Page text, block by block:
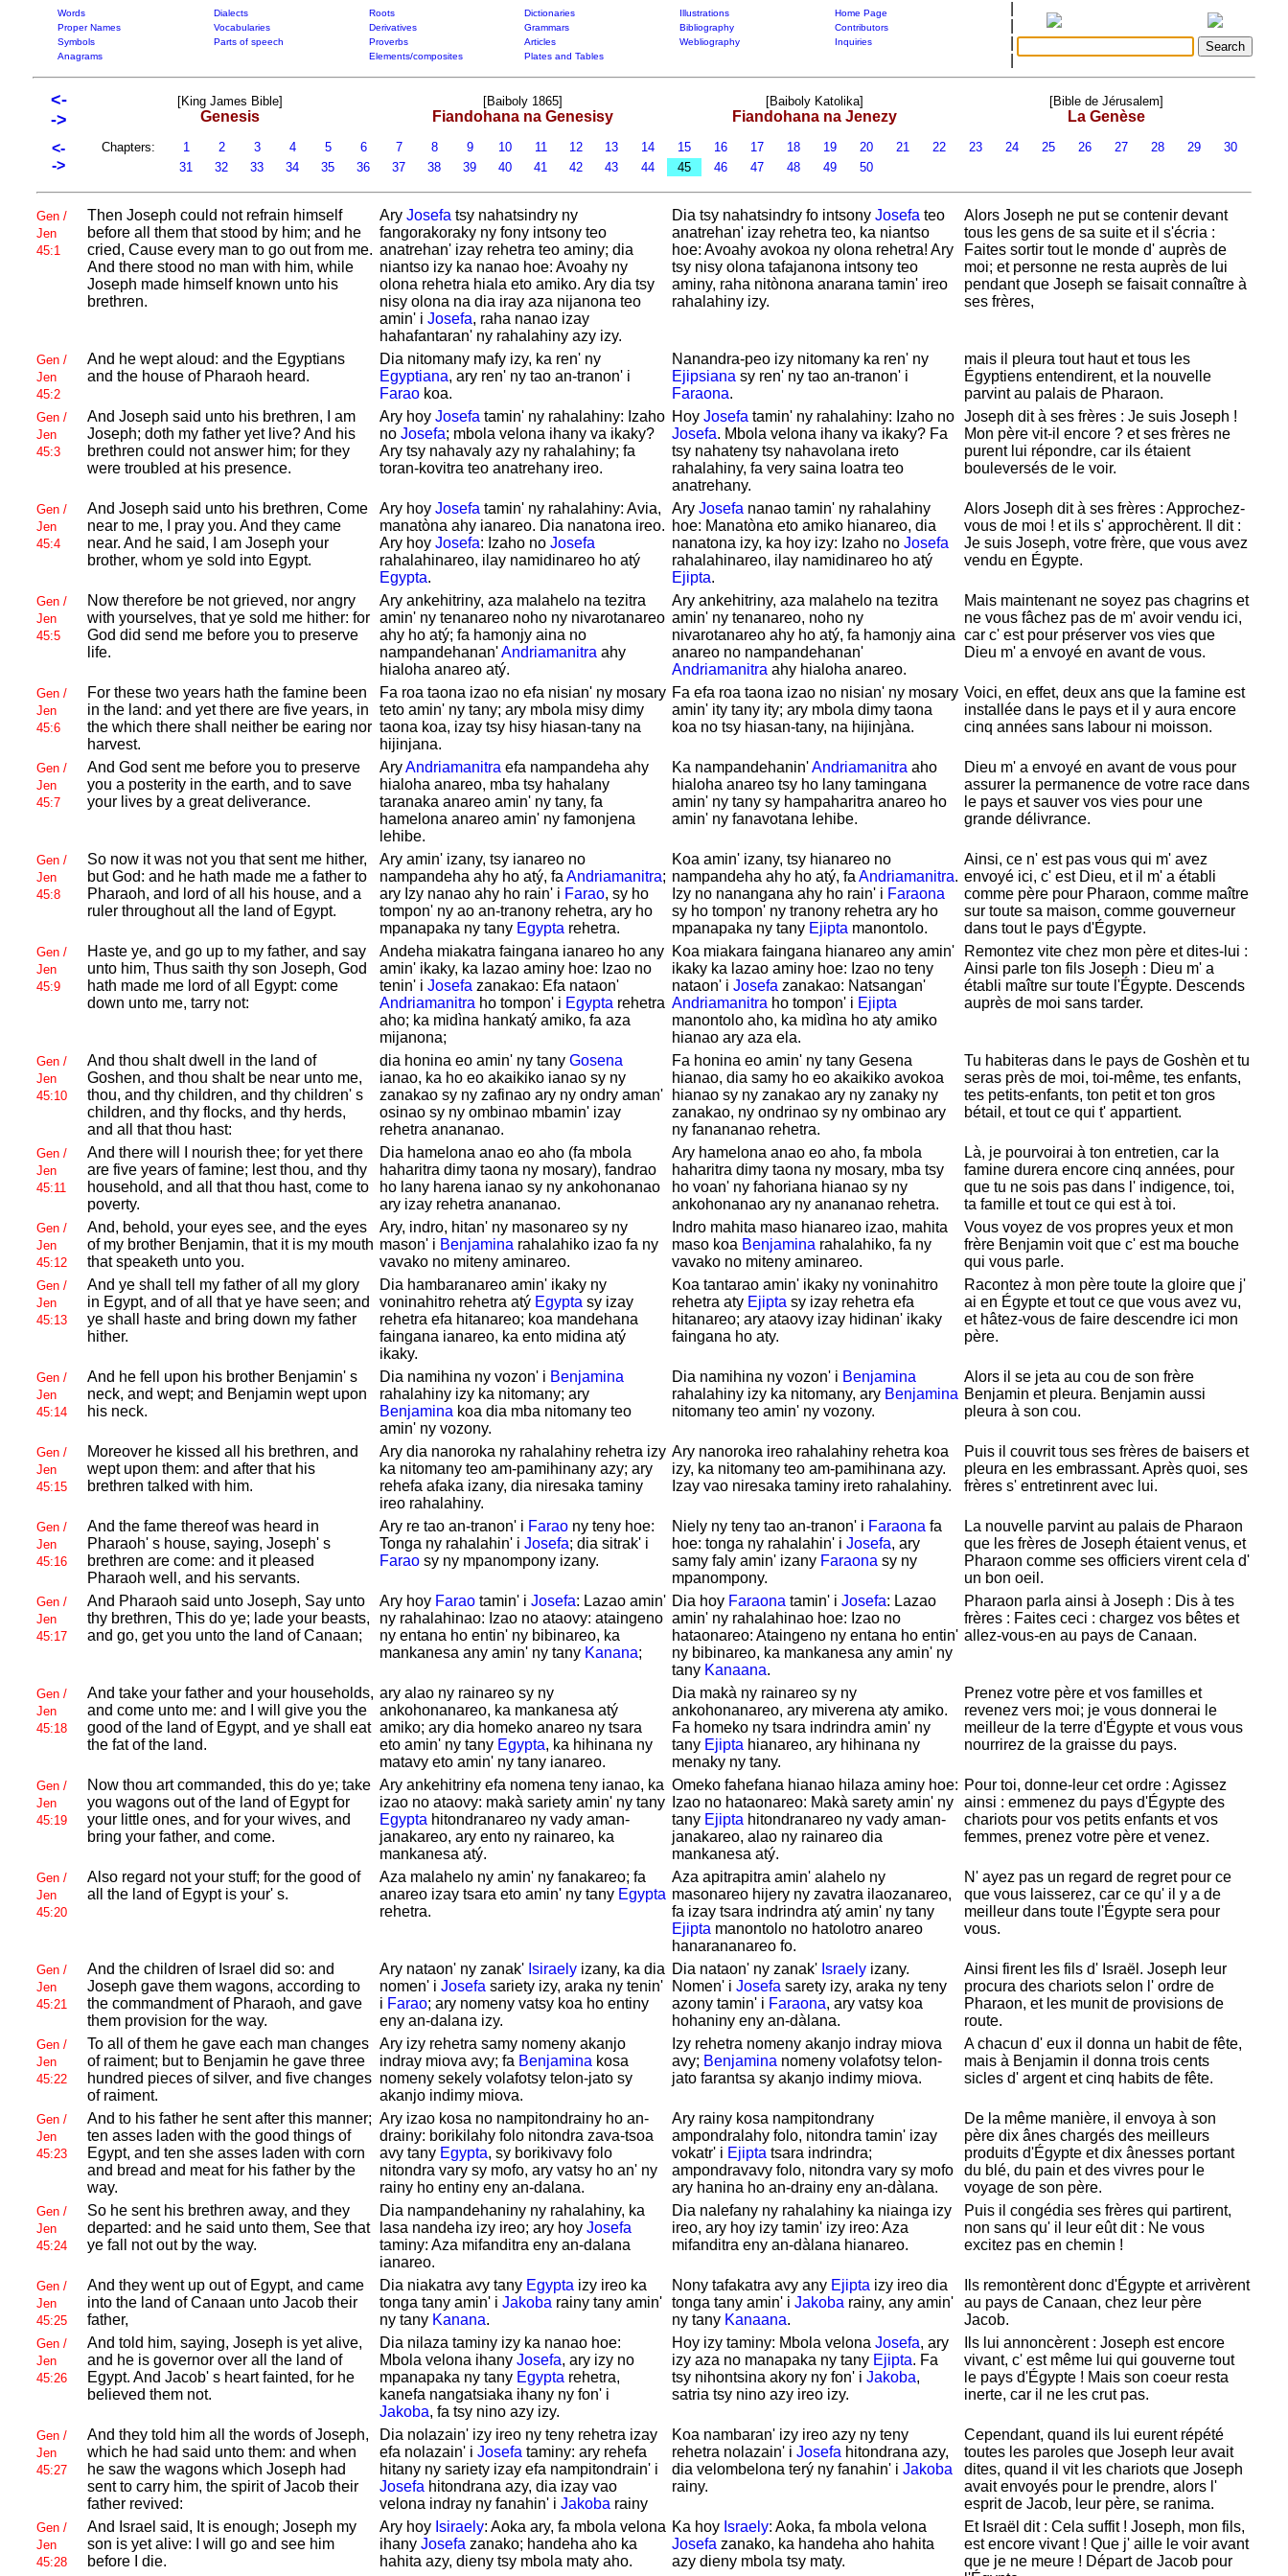
Words Dialects Roots Dictionaries Illustrations
Home Page
Proper Names
Vocabularies Derivatives Grammars Bibliography
Contributors
Symbols
Parts of speech Proverbs Articles Webliography
Inquiries
Anagrams
Elements/composites Plates and Tables
<-
->
[King James Bible]
Genesis
[Baiboly 1865]
Fiandohana na Genesisy
[Baiboly Katolika]
Fiandohana na Jenezy
[Bible de Jérusalem]
La Genèse
<-
->
Chapters: 1 2 3 4 5 6 7 8 9 10 11 12 13 14 15 16 17 18 19 20 21 22 23 24 25 26 27 28 29
30
31
32 33 34 35 36 37 38 39 40 41 42 43 44 45 46 47 48 49 50
Gen /
Jen
45:1
Then Joseph could not refrain himself
before all them that stood by him; and he
cried, Cause every man to go out from me.
And there stood no man with him, while
Joseph made himself known unto his
brethren.
Ary Josefa tsy nahatsindry ny
fangorakoraky ny fony intsony teo
anatrehan' izay rehetra teo aminy; dia
niantso izy ka nanao hoe: Avoahy ny
olona rehetra hiala eto amiko. Ary dia tsy
nisy olona na dia iray aza nijanona teo
amin' i Josefa, raha nanao izay
hahafantaran' ny rahalahiny azy izy.
Dia tsy nahatsindry fo intsony Josefa teo
anatrehan' izay rehetra teo, ka niantso
hoe: Avoahy avokoa ny olona rehetra! Ary
tsy nisy olona tafajanona intsony teo
aminy, raha nitònona anarana tamin' ireo
rahalahiny izy.
Alors Joseph ne put se contenir devant
tous les gens de sa suite et il s'écria :
Faites sortir tout le monde d' auprès de
moi; et personne ne resta auprès de lui
pendant que Joseph se faisait connaître à
ses frères,
Gen /
Jen
45:2
And he wept aloud: and the Egyptians
and the house of Pharaoh heard.
Dia nitomany mafy izy, ka ren' ny
Egyptiana, ary ren' ny tao an-tranon' i
Faraokoa.
Nanandra-peo izy nitomany ka ren' ny
Ejipsiana sy ren' ny tao an-tranon' i
Faraona.
mais il pleura tout haut et tous les
Égyptiens entendirent, et la nouvelle
parvint au palais de Pharaon.
Gen /
Jen
45:3
And Joseph said unto his brethren, I am
Joseph; doth my father yet live? And his
brethren could not answer him; for they
were troubled at his presence.
Ary hoy Josefa tamin' ny rahalahiny: Izaho
no Josefa; mbola velona ihany va ikaky?
Ary tsy nahavaly azy ny rahalahiny; fa
toran-kovitra teo anatrehany ireo.
Hoy Josefa tamin' ny rahalahiny: Izaho no
Josefa. Mbola velona ihany va ikaky? Fa
tsy nahateny tsy nahavolana ireto
rahalahiny, fa very saina loatra teo
anatrehany.
Joseph dit à ses frères : Je suis Joseph !
Mon père vit-il encore ? et ses frères ne
purent lui répondre, car ils étaient
bouleversés de le voir.
Gen /
Jen
45:4
And Joseph said unto his brethren, Come
near to me, I pray you. And they came
near. And he said, I am Joseph your
brother, whom ye sold into Egypt.
Ary hoy Josefa tamin' ny rahalahiny: Avia,
manatòna ahy ianareo. Dia nanatona ireo.
Ary hoy Josefa: Izaho no Josefa
rahalahinareo, ilay namidinareo ho atý
Egypta.
Ary Josefa nanao tamin' ny rahalahiny
hoe: Manatòna eto amiko hianareo, dia
nanatona izy, ka hoy izy: Izaho no Josefa
rahalahinareo, ilay namidinareo ho atý
Ejipta.
Alors Joseph dit à ses frères : Approchez-
vous de moi ! et ils s' approchèrent. Il dit :
Je suis Joseph, votre frère, que vous avez
vendu en Égypte.
Gen /
Jen
45:5
Now therefore be not grieved, nor angry
with yourselves, that ye sold me hither: for
God did send me before you to preserve
life.
Ary ankehitriny, aza malahelo na tezitra
amin' ny tenanareo noho ny nivarotanareo
ahy ho atý; fa hamonjy aina no
nampandehanan'Andriamanitra ahy
hialoha anareo atý.
Ary ankehitriny, aza malahelo na tezitra
amin' ny tenanareo, noho ny
nivarotanareo ahy ho atý, fa hamonjy aina
anareo no nampandehanan'
Andriamanitra ahy hialoha anareo.
Mais maintenant ne soyez pas chagrins et
ne vous fâchez pas de m' avoir vendu ici,
car c' est pour préserver vos vies que
Dieu m' a envoyé en avant de vous.
Gen /
Jen
45:6
For these two years hath the famine been
in the land: and yet there are five years, in
the which there shall neither be earing nor
harvest.
Fa roa taona izao no efa nisian' ny mosary
teto amin' ny tany; ary mbola misy dimy
taona koa, izay tsy hisy hiasan-tany na
hijinjana.
Fa efa roa taona izao no nisian' ny mosary
amin' ity tany ity; ary mbola dimy taona
koa no tsy hiasan-tany, na hijinjàna.
Voici, en effet, deux ans que la famine est
installée dans le pays et il y aura encore
cinq années sans labour ni moisson.
Gen /
Jen
45:7
And God sent me before you to preserve
you a posterity in the earth, and to save
your lives by a great deliverance.
AryAndriamanitra efa nampandeha ahy
hialoha anareo, mba tsy hahalany
taranaka anareo amin' ny tany, fa
hamelona anareo amin' ny famonjena
lehibe.
Ka nampandehanin'Andriamanitra aho
hialoha anareo tsy ho lany tamingana
amin' ny tany sy hampaharitra anareo ho
amin' ny fanavotana lehibe.
Dieu m' a envoyé en avant de vous pour
assurer la permanence de votre race dans
le pays et sauver vos vies pour une
grande délivrance.
Gen /
Jen
45:8
So now it was not you that sent me hither,
butGod: and he hath made me a father to
Pharaoh, and lord of all his house, and a
ruler throughout all the land of Egypt.
Ary amin' izany, tsy ianareo no
nampandeha ahy ho atý, fa Andriamanitra;
ary Izy nanao ahy ho rain' i Farao, sy ho
tompon' ny ao an-tranony rehetra, ary ho
mpanapaka ny tany Egypta rehetra.
Koa amin' izany, tsy hianareo no
nampandeha ahy ho atý, fa Andriamanitra.
Izy no nanangana ahy ho rain' i Faraona
sy ho tompon' ny tranony rehetra ary ho
mpanapaka ny tany Ejipta manontolo.
Ainsi, ce n' est pas vous qui m' avez
envoyé ici, c' est Dieu, et il m' a établi
comme père pour Pharaon, comme maître
sur toute sa maison, comme gouverneur
dans tout le pays d'Égypte.
Gen /
Jen
45:9
Haste ye, and go up to my father, and say
unto him, Thus saith thy son Joseph, God
hath made me lord of all
Egypt: come
down unto me, tarry not:
Andeha miakatra faingana ianareo ho any
amin' ikaky, ka lazao aminy hoe: Izao no
tenin' i Josefa zanakao: Efa nataon'
Andriamanitra ho tompon' i Egypta rehetra
aho; ka midìna hankatý amiko, fa aza
mijanona;
Koa miakara faingana hianareo any amin'
ikaky ka lazao aminy hoe: Izao no teny
nataon' i Josefa zanakao: Natsangan'
Andriamanitra ho tompon' i Ejipta
manontolo aho, ka midìna ho aty amiko
hianao ary aza ela.
Remontez vite chez mon père et dites-lui :
Ainsi parle ton fils Joseph : Dieu m' a
établi maître sur toute l'Égypte. Descends
auprès de moi sans tarder.
Gen /
Jen
45:10
And thou shalt dwell in the land of
Goshen, and thou shalt be near unto me,
thou, and thy children, and thy children' s
children, and thy flocks, and thy herds,
and all that thou hast:
dia honina eo amin' ny tany Gosena
ianao, ka ho eo akaikiko ianao sy ny
zanakao sy ny zafinao ary ny ondry aman'
osinao sy ny ombinao mbamin' izay
rehetra anananao.
Fa honina eo amin' ny tany Gesena
hianao, dia samy ho eo akaikiko avokoa
hianao sy ny zanakao ary ny zanaky ny
zanakao, ny ondrinao sy ny ombinao ary
ny fanananao rehetra.
Tu habiteras dans le pays de Goshèn et tu
seras près de moi, toi-même, tes enfants,
tes petits-enfants, ton petit et ton gros
bétail, et tout ce qui t' appartient.
Gen /
Jen
45:11
And there will I nourish thee; for yet there
are five years of famine; lest thou, and thy
household, and all that thou hast, come to
poverty.
Dia hamelona anao eo aho (fa mbola
haharitra dimy taona ny mosary), fandrao
ho lany harena ianao sy ny ankohonanao
ary izay rehetra anananao.
Ary hamelona anao eo aho, fa mbola
haharitra dimy taona ny mosary, mba tsy
ho voan' ny fahoriana hianao sy ny
ankohonanao ary ny anananao rehetra.
Là, je pourvoirai à ton entretien, car la
famine durera encore cinq années, pour
que tu ne sois pas dans l' indigence, toi,
ta famille et tout ce qui est à toi.
Gen /
Jen
45:12
And, behold, your eyes see, and the eyes
of my brother Benjamin, that it is my mouth
that speaketh unto you.
Ary, indro, hitan' ny masonareo sy ny
mason' i Benjamina rahalahiko izao fa ny
vavako no miteny aminareo.
Indro mahita maso hianareo izao, mahita
maso koa Benjamina rahalahiko, fa ny
vavako no miteny aminareo.
Vous voyez de vos propres yeux et mon
frère Benjamin voit que c' est ma bouche
qui vous parle.
Gen /
Jen
45:13
And ye shall tell my father of all my glory
in Egypt, and of all that ye have seen; and
ye shall haste and bring down my father
hither.
Dia hambaranareo amin' ikaky ny
voninahitro rehetra atý Egypta sy izay
rehetra efa hitanareo; koa mandehana
faingana ianareo, ka ento midina atý
ikaky.
Koa tantarao amin' ikaky ny voninahitro
rehetra aty Ejipta sy izay rehetra efa
hitanareo; ary ataovy izay hidinan' ikaky
faingana ho aty.
Racontez à mon père toute la gloire que j'
ai en Égypte et tout ce que vous avez vu,
et hâtez-vous de faire descendre ici mon
père.
Gen /
Jen
45:14
And he fell upon his brother Benjamin' s
neck, and wept; and Benjamin wept upon
his neck.
Dia namihina ny vozon' i Benjamina
rahalahiny izy ka nitomany; ary
Benjamina koa dia mba nitomany teo
amin' ny vozony.
Dia namihina ny vozon' i Benjamina
rahalahiny izy ka nitomany, ary Benjamina
nitomany teo amin' ny vozony.
Alors il se jeta au cou de son frère
Benjamin et pleura. Benjamin aussi
pleura à son cou.
Gen /
Jen
45:15
Moreover he kissed all his brethren, and
wept upon them: and after that his
brethren talked with him.
Ary dia nanoroka ny rahalahiny rehetra izy
ka nitomany teo am-pamihinany azy; ary
rehefa afaka izany, dia niresaka taminy
ireo rahalahiny.
Ary nanoroka ireo rahalahiny rehetra koa
izy, ka nitomany teo am-pamihinana azy.
Izay vao niresaka taminy ireto rahalahiny.
Puis il couvrit tous ses frères de baisers et
pleura en les embrassant. Après quoi, ses
frères s' entretinrent avec lui.
Gen /
Jen
45:16
And the fame thereof was heard in
Pharaoh' s house, saying, Joseph' s
brethren are come: and it pleased
Pharaoh well, and his servants.
Ary re tao an-tranon' i Faraony teny hoe:
Tonga ny rahalahin' i Josefa; dia sitrak' i
Faraosy ny mpanompony izany.
Niely ny teny tao an-tranon' i Faraona fa
hoe: tonga ny rahalahin' i Josefa, ary
samy faly amin' izany Faraona sy ny
mpanompony.
La nouvelle parvint au palais de Pharaon
que les frères de Joseph étaient venus, et
Pharaon comme ses officiers virent cela d'
un bon oeil.
Gen /
Jen
45:17
And Pharaoh said unto Joseph, Say unto
thy brethren, This do ye; lade your beasts,
and go, get you unto the land ofCanaan;
Ary hoy Faraotamin' i Josefa: Lazao amin'
ny rahalahinao: Izao no ataovy: ataingeno
ny entana ho entin' ny bibinareo, ka
mankanesa any amin' ny tany Kanana;
Dia hoy Faraona tamin' i Josefa: Lazao
amin' ny rahalahinao hoe: Izao no
hataonareo: Ataingeno ny entana ho entin'
ny bibinareo, ka mankanesa any amin' ny
tany Kanaana.
Pharaon parla ainsi à Joseph : Dis à tes
frères : Faites ceci : chargez vos bêtes et
allez-vous-en au pays de Canaan.
Gen /
Jen
45:18
And take your father and your households,
and come unto me: and I will give you the
good of the land of Egypt, and ye shall eat
the fat of the land.
ary alao ny rainareo sy ny
ankohonanareo, ka mankanesa atý
amiko; ary dia homeko anareo ny tsara
eto amin' ny tany Egypta, ka hihinana ny
matavy eto amin' ny tany ianareo.
Dia makà ny rainareo sy ny
ankohonanareo, ary miverena aty amiko.
Fa homeko ny tsara indrindra amin' ny
tany Ejipta hianareo, ary hihinana ny
menaky ny tany.
Prenez votre père et vos familles et
revenez vers moi; je vous donnerai le
meilleur de la terre d'Égypte et vous vous
nourrirez de la graisse du pays.
Gen /
Jen
45:19
Now thou art commanded, this do ye; take
you wagons out of the land of Egypt for
your little ones, and for your wives, and
bring your father, and come.
Ary ankehitriny efa nomena teny ianao, ka
izao no ataovy: makà sariety amin' ny tany
Egypta hitondranareo ny vady aman-
janakareo, ary ento ny rainareo, ka
mankanesa atý.
Omeko fahefana hianao hilaza aminy hoe:
Izao no hataonareo: Makà sarety amin' ny
tany Ejipta hitondranareo ny vady aman-
janakareo, alao ny rainareo dia
mankanesa atý.
Pour toi, donne-leur cet ordre : Agissez
ainsi : emmenez du pays d'Égypte des
chariots pour vos petits enfants et vos
femmes, prenez votre père et venez.
Gen /
Jen
45:20
Also regard not your stuff; for the good of
all the land of Egypt is your' s.
Aza malahelo ny amin' ny fanakareo; fa
anareo izay tsara eto amin' ny tany Egypta
rehetra.
Aza apitrapitra amin' alahelo ny
masonareo hijery ny zavatra ilaozanareo,
fa izay tsara indrindra atý amin' ny tany
Ejipta manontolo no hatolotro anareo
hanarananareo fo.
N' ayez pas un regard de regret pour ce
que vous laisserez, car ce qu' il y a de
meilleur dans toute l'Égypte sera pour
vous.
Gen /
Jen
45:21
And the children of Israel did so: and
Joseph gave them wagons, according to
the commandment of Pharaoh, and gave
them provision for the way.
Ary nataon' ny zanak' Isiraelyizany, ka dia
nomen' i Josefa sariety izy, araka ny tenin'
i Farao; ary nomeny vatsy koa ho entiny
eny an-dalana izy.
Dia nataon' ny zanak' Israelyizany.
Nomen' i Josefa sarety izy, araka ny teny
azony tamin' i Faraona, ary vatsy koa
hohaniny eny an-dàlana.
Ainsi firent les fils d' Israël. Joseph leur
procura des chariots selon l' ordre de
Pharaon, et les munit de provisions de
route.
Gen /
Jen
45:22
To all of them he gave each man changes
of raiment; but to Benjamin he gave three
hundred pieces of silver, and five changes
of raiment.
Ary izy rehetra samy nomeny akanjo
indray miova avy; fa Benjamina kosa
nomeny sekely volafotsy telon-jato sy
akanjo indimy miova.
Izy rehetra nomeny akanjo indray miova
avy; Benjamina nomeny volafotsy telon-
jato farantsa sy akanjo indimy miova.
A chacun d' eux il donna un habit de fête,
mais à Benjamin il donna trois cents
sicles d' argent et cinq habits de fête.
Gen /
Jen
45:23
And to his father he sent after this manner;
ten asses laden with the good things of
Egypt, and ten she asses laden with corn
and bread and meat for his father by the
way.
Ary izao kosa no nampitondrainy ho an-
drainy: borikilahy folo nitondra zava-tsoa
avy tany Egypta, sy borikivavy folo
nitondra vary sy mofo, ary vatsy ho an' ny
rainy ho entiny eny an-dalana.
Ary rainy kosa nampitondrany
ampondralahy folo, nitondra tamin' izay
vokatr' i Ejipta tsara indrindra;
ampondravavy folo, nitondra vary sy mofo
ary hanina ho an-drainy eny an-dàlana.
De la même manière, il envoya à son
père dix ânes chargés des meilleurs
produits d'Égypte et dix ânesses portant
du blé, du pain et des vivres pour le
voyage de son père.
Gen /
Jen
45:24
So he sent his brethren away, and they
departed: and he said unto them, See that
ye fall not out by the way.
Dia nampandehaniny ny rahalahiny, ka
lasa nandeha izy ireo; ary hoy Josefa
taminy: Aza mifanditra eny an-dalana
ianareo.
Dia nalefany ny rahalahiny ka niainga izy
ireo, ary hoy izy tamin' izy ireo: Aza
mifanditra eny an-dàlana hianareo.
Puis il congédia ses frères qui partirent,
non sans qu' il leur eût dit : Ne vous
excitez pas en chemin !
Gen /
Jen
45:25
And they went up out of Egypt, and came
into the land ofCanaan unto Jacob their
father,
Dia niakatra avy tany Egypta izy ireo ka
tonga tany amin' i Jakoba rainy tany amin'
ny tany Kanana.
Nony tafakatra avy any Ejipta izy ireo dia
tonga tany amin' i Jakoba rainy, any amin'
ny tany Kanaana.
Ils remontèrent donc d'Égypte et arrivèrent
au pays de Canaan, chez leur père
Jacob.
Gen /
Jen
45:26
And told him, saying, Joseph is yet alive,
and he is governor over all the land of
Egypt. And Jacob' s heart fainted, for he
believed them not.
Dia nilaza taminy izy ka nanao hoe:
Mbola velona ihany Josefa, ary izy no
mpanapaka ny tany Egypta rehetra,
kanefa nangatsiaka ihany ny fon' i
Jakoba, fa tsy nino azy izy.
Hoy izy taminy: Mbola velona Josefa, ary
izy aza no manapaka ny tany Ejipta. Fa
tsy nihontsina akory ny fon' i Jakoba,
satria tsy nino azy ireo izy.
Ils lui annoncèrent : Joseph est encore
vivant, c' est même lui qui gouverne tout
le pays d'Égypte ! Mais son coeur resta
inerte, car il ne les crut pas.
Gen /
Jen
45:27
And they told him all the words ofJoseph,
which he had said unto them: and when
he saw the wagons which Joseph had
sent to carry him, the spirit ofJacob their
father revived:
Dia nolazain' izy ireo ny teny rehetra izay
efa nolazain' i Josefa taminy: ary rehefa
hitany ny sariety izay efa nampitondrain' i
Josefa hitondrana azy, dia izay vao
velona indray ny fanahin' i Jakoba rainy
Koa nambaran' izy ireo azy ny teny
rehetra nolazain' i Josefa hitondrana azy,
dia velombelona terý ny fanahin' i Jakoba
rainy.
Cependant, quand ils lui eurent répété
toutes les paroles que Joseph leur avait
dites, quand il vit les chariots que Joseph
avait envoyés pour le prendre, alors l'
esprit de Jacob, leur père, se ranima.
Gen /
Jen
45:28
And Israel said, It is enough; Joseph my
son is yet alive: I will go and see him
before I die.
Ary hoy Isiraely: Aoka ary, fa mbola velona
ihany Josefa zanako; handeha aho ka
hahita azy, dieny tsy mbola maty aho.
Ka hoy Israely: Aoka, fa mbola velona
Josefa zanako, ka handeha aho hahita
azy dieny mbola tsy maty.
Et Israël dit : Cela suffit ! Joseph, mon fils,
est encore vivant ! Que j' aille le voir avant
que je ne meure ! Départ de Jacob pour